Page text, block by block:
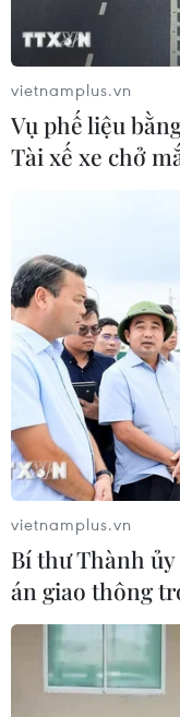
vietnamplus.vn
Vụ phế liệu
Tài xế xe chở
vietnamplus.vn
Bí thư Thành
án giao thông